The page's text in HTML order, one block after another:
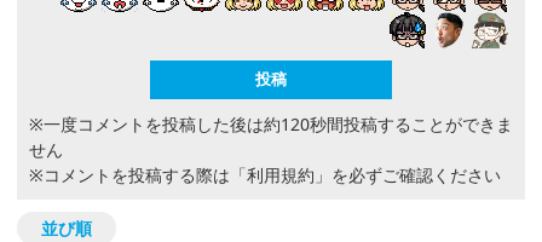
※一度コメントを投稿した後は約120秒間投稿することができま
せん
※コメントを投稿する際は 「利用規約」 を必ずご確認ください
並び順